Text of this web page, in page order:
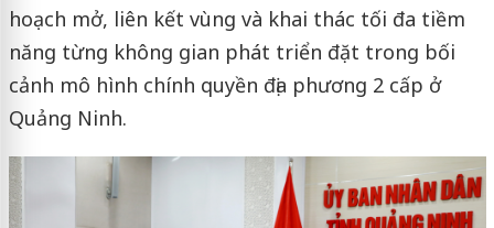
hoạch mở, liên kết vùng và khai thác tối đa tiềm
năng từng không gian phát triển đặt trong bối
cảnh mô hình chính quyền địa phương 2 cấp ở
Quảng Ninh.